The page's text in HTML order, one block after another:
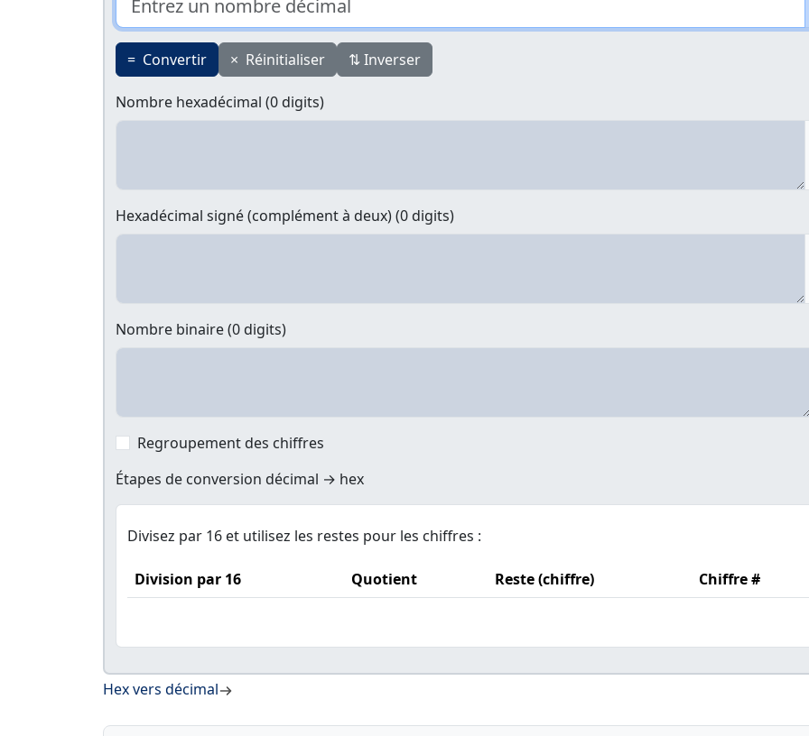
= Convertir × Réinitialiser ⇅ Inverser
Nombre hexadécimal (0 digits)
Hexadécimal signé (complément à deux)(0 digits)
Nombre binaire(0 digits)
Regroupement des chiffres
Étapes de conversion décimal → hex
Divisez par 16 et utilisez les restes pour les chiffres :
Division par 16 Quotient Reste (chiffre) Chiffre #
Hex vers décimal